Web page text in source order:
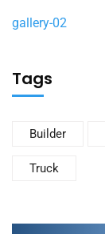
gallery-02
Tags
Builder
Truck